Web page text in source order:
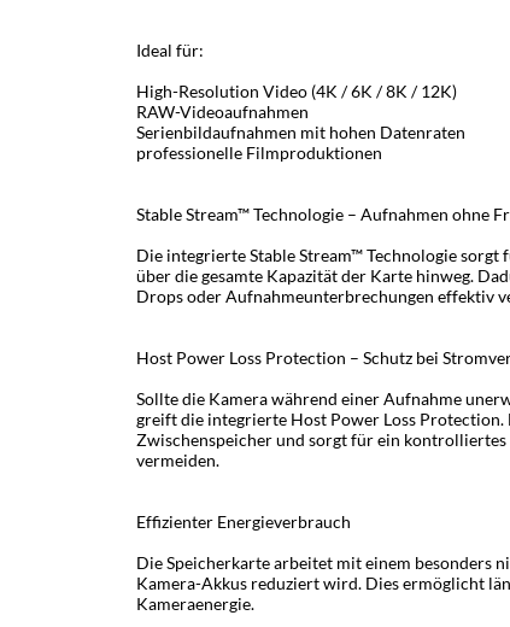
Ideal für:
High-Resolution Video (4K / 6K / 8K / 12K)
RAW-Videoaufnahmen
Serienbildaufnahmen mit hohen Datenraten
professionelle Filmproduktionen
Stable Stream™ Technologie – Aufnahmen ohne
Die integrierte Stable Stream™ Technologie
über die gesamte Kapazität der Karte hinweg.
Drops oder Aufnahmeunterbrechungen effektiv
Host Power Loss Protection – Schutz bei
Sollte die Kamera während einer Aufnahme
greift die integrierte Host Power Loss
Zwischenspeicher und sorgt für ein
vermeiden.
Effizienter Energieverbrauch
Die Speicherkarte arbeitet mit einem besonders
Kamera-Akkus reduziert wird. Dies ermöglicht
Kameraenergie.